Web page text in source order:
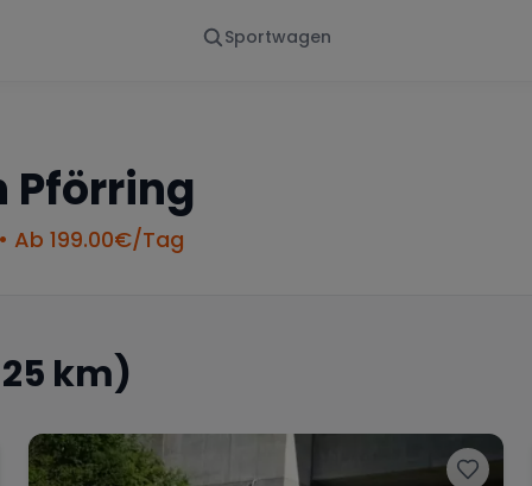
Sportwagen
Pförring
Ab 199.00€/Tag
km)